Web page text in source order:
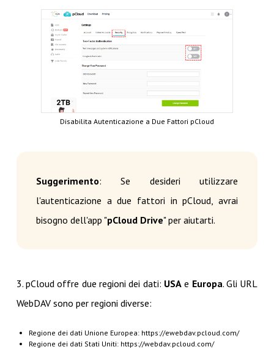
Disabilita Autenticazione a Due Fattori pCloud
Suggerimento: Se desideri utilizzare
l'autenticazione a due fattori in pCloud, avrai
bisogno dell'app "pCloud Drive" per aiutarti.
3. pCloud offre due regioni dei dati: USAe Europa. Gli URL
WebDAV sono per regioni diverse:
Regione dei dati Unione Europea: https://ewebdav.pcloud.com/
Regione dei dati Stati Uniti: https://webdav.pcloud.com/